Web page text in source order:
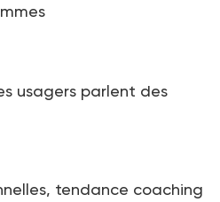
usagers parlent des
tendance coaching